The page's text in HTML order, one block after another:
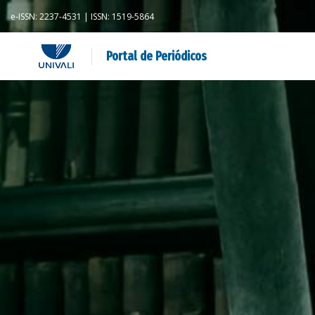
e-ISSN: 2237-4531 | ISSN: 1519-5864
Portal de Periódicos